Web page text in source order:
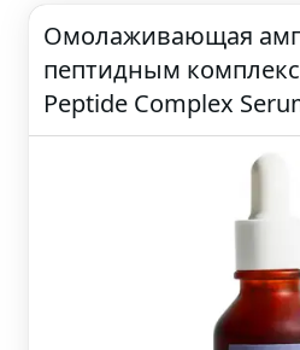
Омолаживающая
пептидным
Peptide Complex